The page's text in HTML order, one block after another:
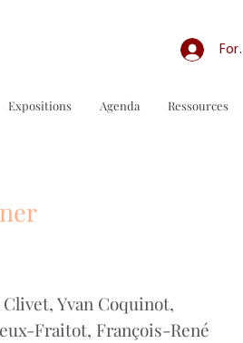
Expositions Agenda Ressources
Yvan Coquinot,
Fraitot, François-René